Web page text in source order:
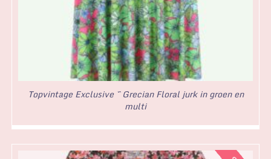
Topvintage Exclusive ~ Grecian Floral jurk in groen en
multi